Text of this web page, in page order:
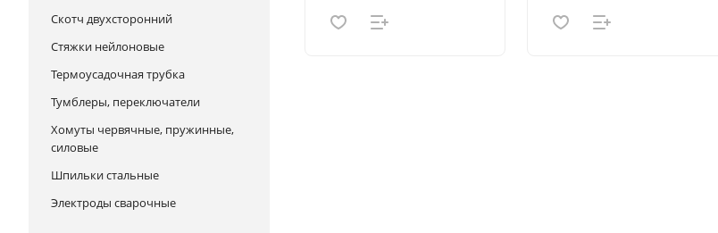
Скотч двухсторонний
Стяжки нейлоновые
Термоусадочная трубка
Тумблеры, переключатели
Хомуты червячные, пружинные,
силовые
Шпильки стальные
Электроды сварочные